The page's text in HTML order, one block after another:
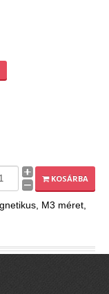
KOSÁRBA
M3 méret,